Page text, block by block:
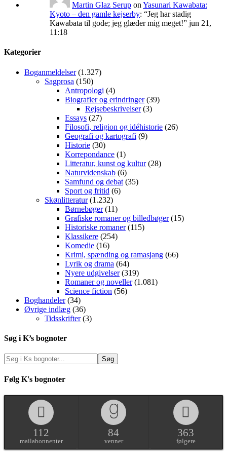
Martin Glaz Serup on Yasunari Kawabata:
Kyoto – den gamle kejserby: “Jeg har stadig
Kawabata til gode; jeg glæder mig meget!” jun 21,
11:18
Kategorier
Boganmeldelser(1.327)
Sagprosa (150)
Antropologi (4)
Biografier og erindringer(39)
Rejsebeskrivelser(3)
Essays (27)
Filosofi, religion og idéhistorie (26)
Geografi og kartografi (9)
Historie (30)
Korrepondance (1)
Litteratur, kunst og kultur(28)
Naturvidenskab (6)
Samfund og debat (35)
Sport og fritid (6)
Skønlitteratur(1.232)
Børnebøger(11)
Grafiske romaner og billedbøger(15)
Historiske romaner(115)
Klassikere (254)
Komedie (16)
Krimi, spænding og ramasjang (66)
Lyrik og drama (64)
Nyere udgivelser(319)
Romaner og noveller(1.081)
Science fiction (56)
Boghandeler(34)
Øvrige indlæg (36)
Tidsskrifter(3)
Søg i K’s bognoter
Følg K's bognoter
112
mailabonnenter
84
venner
363
følgere